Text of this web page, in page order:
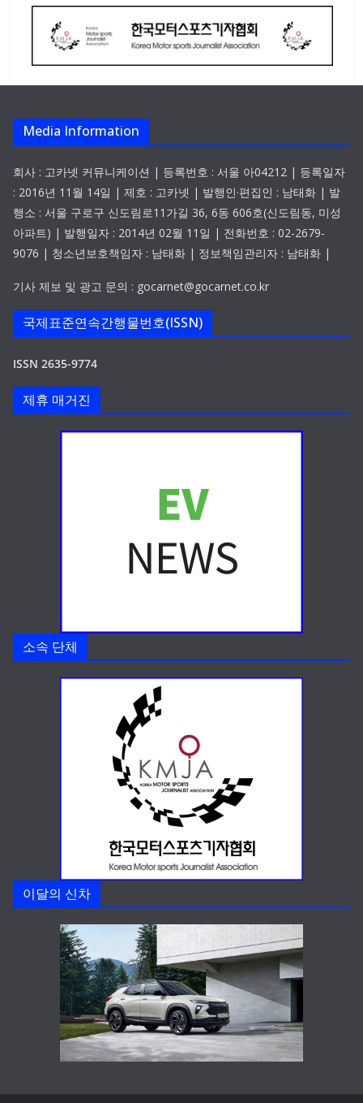
Media Information
회사 : 고카넷 커뮤니케이션 | 등록번호 : 서울 아04212 | 등록일자
: 2016년 11월 14일 | 제호 : 고카넷 | 발행인·편집인 : 남태화 | 발
행소 : 서울 구로구 신도림로11가길 36, 6동 606호(신도림동, 미성
아파트) | 발행일자 : 2014년 02월 11일 | 전화번호 : 02-2679-
9076 | 청소년보호책임자 : 남태화 | 정보책임관리자 : 남태화 |
기사 제보 및 광고 문의 : gocarnet@gocarnet.co.kr
국제표준연속간행물번호(ISSN)
ISSN 2635-9774
제휴 매거진
소속 단체
이달의 신차